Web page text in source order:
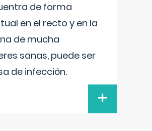
de forma
en el recto y en la
de mucha
sanas, puede ser
de infección.
+